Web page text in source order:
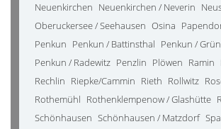
Neuenkirchen Neuenkirchen / Neverin
Oberuckersee / Seehausen Osina
Penkun Penkun / Battinsthal Penkun /
Penkun / Radewitz Penzlin Plöwen Ramin
Rechlin Riepke/Cammin Rieth Rollwitz
Rothemühl Rothenklempenow / Glashütte
Schönhausen Schönhausen / Matzdorf